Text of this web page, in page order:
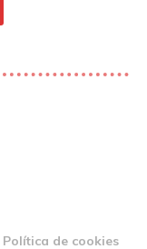
Política de cookies